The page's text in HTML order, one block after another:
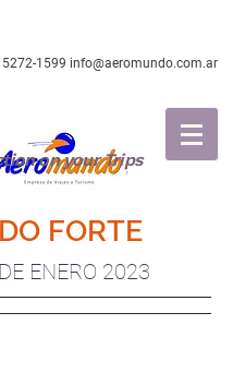
1599 info@aeromundo.com.ar
on your Trips
FORTE
ENERO 2023